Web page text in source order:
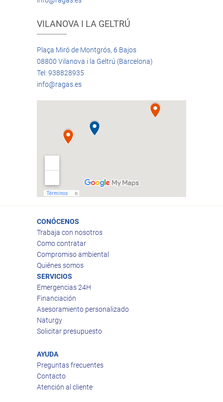
VILANOVA I LA GELTRÚ
Plaça Miró de Montgrós, 6 Bajos
08800 Vilanova i la Geltrú (Barcelona)
Tel: 938828935
info@ragas.es
CONÓCENOS
Trabaja con nosotros
Como contratar
Compromiso ambiental
Quiénes somos
SERVICIOS
Emergencias 24H
Financiación
Asesoramiento personalizado
Naturgy
Solicitar presupuesto
AYUDA
Preguntas frecuentes
Contacto
Atención al cliente